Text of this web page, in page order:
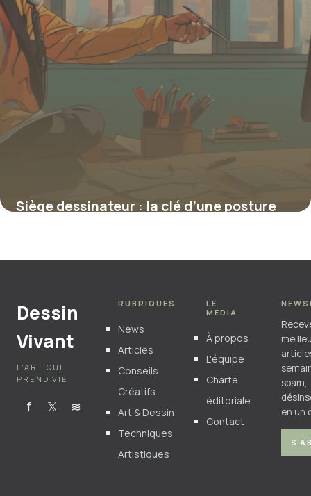
Siège dessinateur : la clé d’une posture
Dessin
Vivant
L'ART QUI
PREND VIE
f 𝕏 ≋
RUBRIQUES
News
Articles
Conseils
Créatifs
Art & Dessin
Techniques
Artistiques
LE
MÉDIA
À propos
L'équipe
Charte
éditoriale
Contact
spam,
en un